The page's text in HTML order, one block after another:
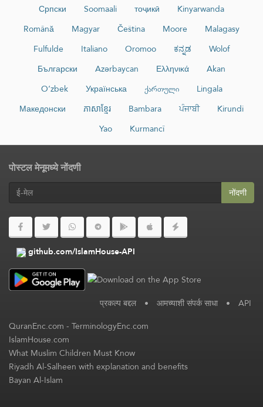
Српски
Soomaali тоҷикӣ
Kinyarwanda
Română
Magyar Čeština Moore
Malagasy
Fulfulde
Italiano Oromoo ಕನ್ನಡ
Wolof
Български
Azərbaycan Ελληνικά
Akan
O‘zbek
Українська ქართული
Lingala
Македонски
ភាសាខ្មែរ Bambara ਪੰਜਾਬੀ
Kirundi
Yao
Kurmancî
पोस्टल मेनूमध्ये नोंदणी
नोंदणी
github.com/IslamHouse-API
प्रकल्प बद्दल • आमच्याशी संपर्क साधा • API
QuranEnc.com-TerminologyEnc.com
IslamHouse.com
What Muslim Children Must Know
Riyadh Al-Salheen with explanation and benefits
Bayan Al-Islam